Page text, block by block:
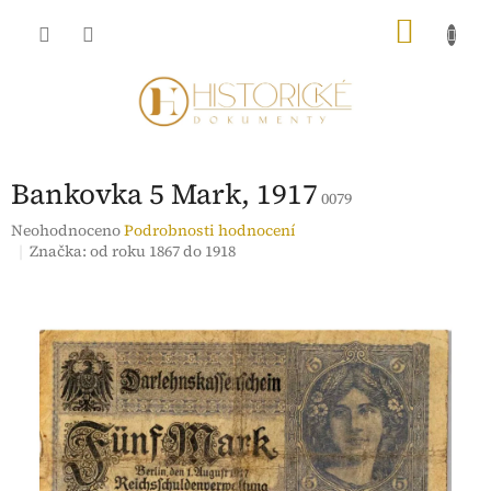
Bankovka 5 Mark, 1917 0079
Průměrné
hodnocení
hvězdiček.
NeohodnocenoPodrobnosti hodnocení
Značka:od roku 1867 do 1918